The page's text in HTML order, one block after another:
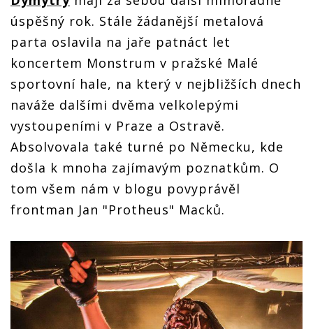
úspěšný rok. Stále žádanější metalová
parta oslavila na jaře patnáct let
koncertem Monstrum v pražské Malé
sportovní hale, na který v nejbližších dnech
naváže dalšími dvěma velkolepými
vystoupeními v Praze a Ostravě.
Absolvovala také turné po Německu, kde
došla k mnoha zajímavým poznatkům. O
tom všem nám v blogu povyprávěl
frontman Jan "Protheus" Macků.